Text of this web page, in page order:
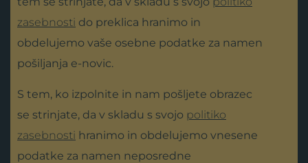
zasebnosti do preklica hranimo in
obdelujemo vaše osebne podatke za namen
pošiljanja e-novic.
S tem, ko izpolnite in nam pošljete obrazec
se strinjate, da v skladu s svojo politiko
zasebnosti hranimo in obdelujemo vnesene
podatke za namen neposredne